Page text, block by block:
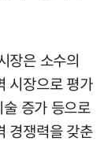
장은 소수의
시장으로 평가
증가 등으로
경쟁력을 갖춘